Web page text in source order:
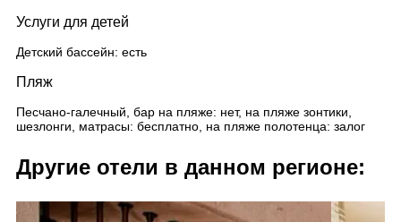
Услуги для детей
Детский бассейн: есть
Пляж
Песчано-галечный, бар на пляже: нет, на пляже зонтики,
шезлонги, матрасы: бесплатно, на пляже полотенца: залог
Другие отели в данном регионе: